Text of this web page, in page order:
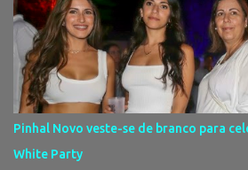
detenção por furto A detenção ocorreu
divulgada só nesta quinta-feira - numa
Posto Territorial de Pinhal Novo.
uma ação de patrulhamento, os
uma viatura estacionada num local
furtos e pelo consumo de
motivou a realização de diligências
dessas ações que os militares localizaram
Pinhal Novo veste-se de branco para
White Party